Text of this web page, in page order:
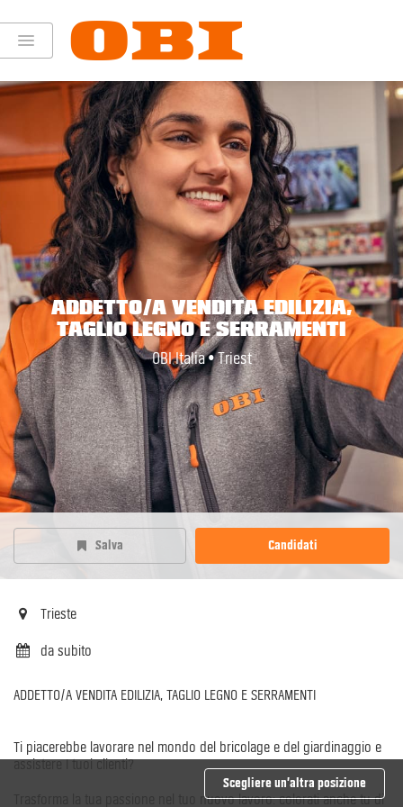
ADDETTO/A VENDITA EDILIZIA,
TAGLIO LEGNO E SERRAMENTI
OBI Italia • Triest
Salva Candidati
Trieste
da subito
ADDETTO/A VENDITA EDILIZIA, TAGLIO LEGNO E SERRAMENTI
Ti piacerebbe lavorare nel mondo del bricolage e del giardinaggio e
Trasforma la tua passione nel tuo nuovo lavoro: colorati anche tu di
Scegliere un’altra posizione